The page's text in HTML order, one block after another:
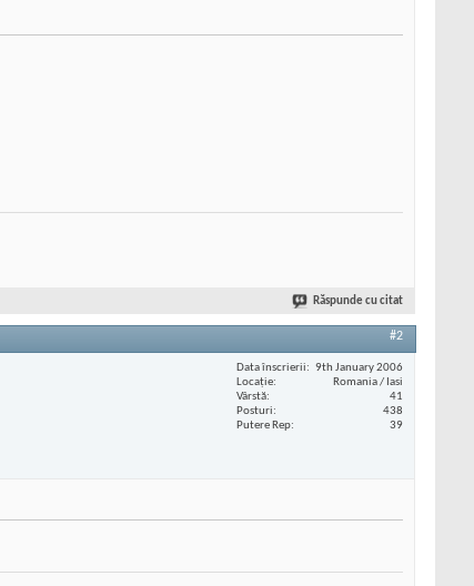
Răspunde cu citat
#2
Data înscrierii
9th January 2006
Locaţie
Romania / Iasi
Vârstă
41
Posturi
438
Putere Rep
39